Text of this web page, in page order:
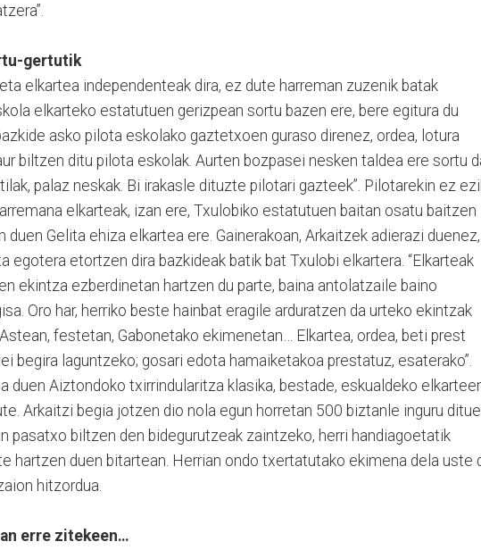
gertutik
elkartea independenteak dira, ez dute harreman zuzenik batak
elkarteko estatutuen gerizpean sortu bazen ere, bere egitura du
asko pilota eskolako gaztetxoen guraso direnez, ordea, lotura
biltzen ditu pilota eskolak. Aurten bozpasei nesken taldea ere sortu
palaz neskak. Bi irakasle dituzte pilotari gazteek”. Pilotarekin ez
elkarteak, izan ere, Txulobiko estatutuen baitan osatu baitzen
duen Gelita ehiza elkartea ere. Gainerakoan, Arkaitzek adierazi duenez,
egotera etortzen dira bazkideak batik bat Txulobi elkartera. “Elkarteak
ekintza ezberdinetan hartzen du parte, baina antolatzaile baino
Oro har, herriko beste hainbat eragile arduratzen da urteko ekintzak
festetan, Gabonetako ekimenetan… Elkartea, ordea, beti prest
begira laguntzeko; gosari edota hamaiketakoa prestatuz, esaterako”.
duen Aiztondoko txirrindularitza klasika, bestade, eskualdeko
Arkaitzi begia jotzen dio nola egun horretan 500 biztanle inguru
pasatxo biltzen den bidegurutzeak zaintzeko, herri handiagoetatik
hartzen duen bitartean. Herrian ondo txertatutako ekimena dela uste
hitzordua.
erre zitekeen…